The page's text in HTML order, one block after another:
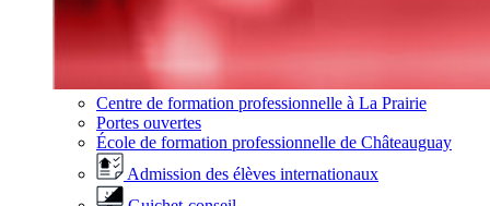
Centre de formation professionnelle à La Prairie
Portes ouvertes
École de formation professionnelle de Châteauguay
Admission des élèves internationaux